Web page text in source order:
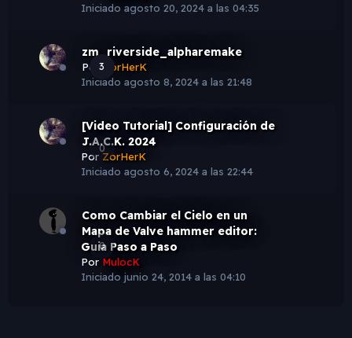
Iniciado agosto 20, 2024 a las 04:35
3
zm_riverside_alpharemake
PorZorHerK
Iniciado agosto 8, 2024 a las 21:48
0
[Video Tutorial] Configuración de
J.A.C.K. 2024
Por ZorHerK
Iniciado agosto 6, 2024 a las 22:44
0
Como Cambiar el Cielo en un
Mapa de Valve hammer editor:
Guia Paso a Paso
Por MulocK
Iniciado junio 24, 2014 a las 04:10